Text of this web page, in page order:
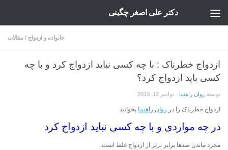
دکتر علی اصغر چگینی
خانواده و ازدواج / مقالات
ازدواج خطرناک : با چه کسی نباید ازدواج کرد و با چه
کسی باید ازدواج کرد؟
توسط روان راهنما · نوامبر 12, 2019
ازدواج خطرناک را در روان راهنما بخوانید
در چه مواردی و با چه کسی نباید ازدواج کرد
مجرد ماندن صدها برابر برتر از ازدواج غلط است.